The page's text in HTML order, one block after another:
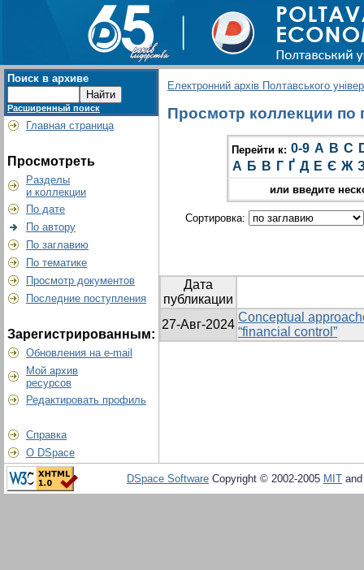
Поиск в архиве
Расширенный поиск
Главная страница
Просмотреть
Разделы
и коллекции
По дате
По автору
По заглавию
По тематике
Просмотр документов
Последние поступления
Зарегистрированным:
Обновления на e-mail
Мой архив
ресурсов
Редактировать профиль
Справка
О DSpace
Електронний архів Полтавського
Просмотр коллекции по
Перейти к: 0-9 A B C
А Б В Г Ґ Д Е Є Ж
или введите
Сортировка:
Дата
публикации
27-Авг-2024
Conceptual
“financial control”
DSpace Software Copyright © 2002-2005 MIT